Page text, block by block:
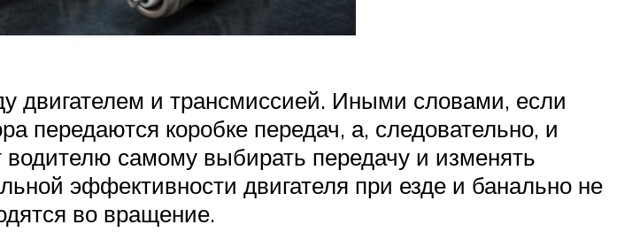
двигателем и трансмиссией. Иными словами, если
передаются коробке передач, а, следовательно, и
самому выбирать передачу и изменять
эффективности двигателя при езде и банально не
во вращение.